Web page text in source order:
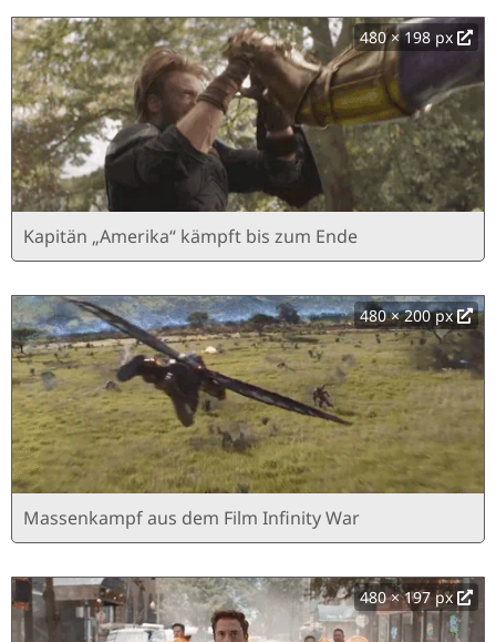
480 × 198 px
Kapitän „Amerika“ kämpft bis zum Ende
480 × 200 px
Massenkampf aus dem Film Infinity War
480 × 197 px